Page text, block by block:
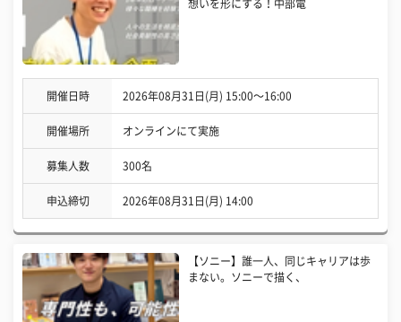
想いを形にする！中部電
開催日時 2026年08月31日(月) 15:00〜16:00
開催場所 オンラインにて実施
募集人数 300名
申込締切 2026年08月31日(月) 14:00
【ソニー】誰一人、同じキャリアは歩
まない。ソニーで描く、